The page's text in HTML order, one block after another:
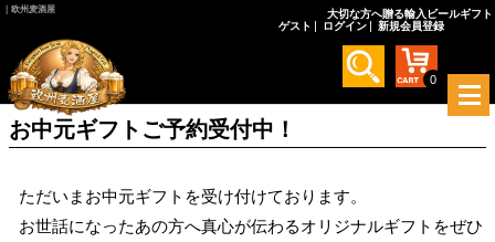
｜欧州麦酒屋
大切な方へ贈る輸入ビールギフト
ゲスト
ログイン 新規会員登録
0
メ
ニ
く
お中元ギフトご予約受付中！
ただいまお中元ギフトを受け付けております。
お世話になったあの方へ真心が伝わるオリジナルギフトをぜひ